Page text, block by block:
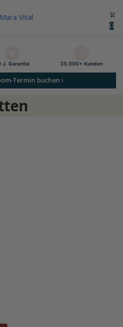
0
J. Garantie 35.000+ Kunden
Termin buchen ›